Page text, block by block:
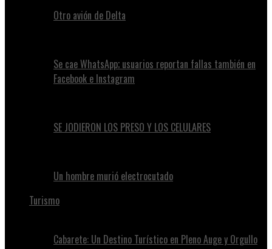
Otro avión de Delta
Se cae WhatsApp; usuarios reportan fallas también en
Facebook e Instagram
SE JODIERON LOS PRESO Y LOS CELULARES
Un hombre murió electrocutado
Turismo
Cabarete: Un Destino Turístico en Pleno Auge y Orgullo